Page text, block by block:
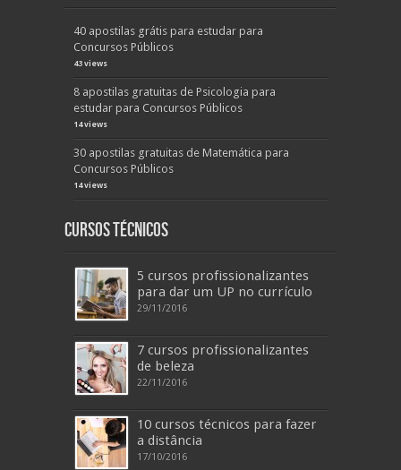
40 apostilas grátis para estudar para
Concursos Públicos
43 views
8 apostilas gratuitas de Psicologia para
estudar para Concursos Públicos
14 views
30 apostilas gratuitas de Matemática para
Concursos Públicos
14 views
Cursos Técnicos
5 cursos profissionalizantes
para dar um UP no currículo
29/11/2016
7 cursos profissionalizantes
de beleza
22/11/2016
10 cursos técnicos para fazer
a distância
17/10/2016